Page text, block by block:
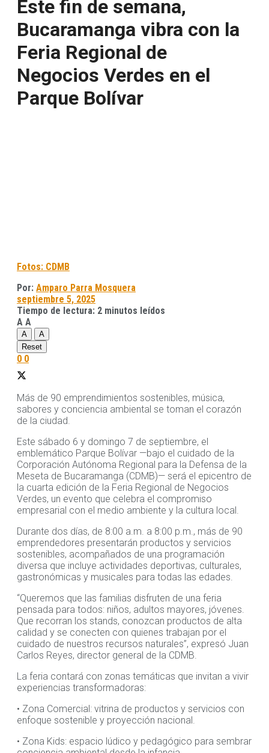
Este fin de semana,
Bucaramanga vibra con la
Feria Regional de
Negocios Verdes en el
Parque Bolívar
Fotos: CDMB
Por: Amparo Parra Mosquera
septiembre 5, 2025
Tiempo de lectura: 2 minutos leídos
A A
A
A
Reset
0 0
Más de 90 emprendimientos sostenibles, música,
sabores y conciencia ambiental se toman el corazón
de la ciudad.
Este sábado 6 y domingo 7 de septiembre, el
emblemático Parque Bolívar —bajo el cuidado de la
Corporación Autónoma Regional para la Defensa de la
Meseta de Bucaramanga (CDMB)— será el epicentro de
la cuarta edición de la Feria Regional de Negocios
Verdes, un evento que celebra el compromiso
empresarial con el medio ambiente y la cultura local.
Durante dos días, de 8:00 a.m. a 8:00 p.m., más de 90
emprendedores presentarán productos y servicios
sostenibles, acompañados de una programación
diversa que incluye actividades deportivas, culturales,
gastronómicas y musicales para todas las edades.
“Queremos que las familias disfruten de una feria
pensada para todos: niños, adultos mayores, jóvenes.
Que recorran los stands, conozcan productos de alta
calidad y se conecten con quienes trabajan por el
cuidado de nuestros recursos naturales”, expresó Juan
Carlos Reyes, director general de la CDMB.
La feria contará con zonas temáticas que invitan a vivir
experiencias transformadoras:
• Zona Comercial: vitrina de productos y servicios con
enfoque sostenible y proyección nacional.
• Zona Kids: espacio lúdico y pedagógico para sembrar